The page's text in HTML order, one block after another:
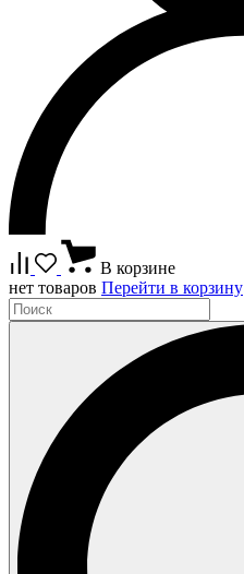
В корзине
нет товаров Перейти в корзину